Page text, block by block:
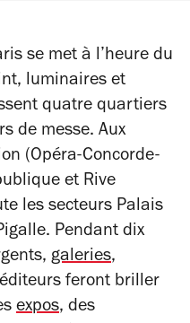
se met à l’heure du
luminaires et
quatre quartiers
de messe. Aux
(Opéra-Concorde-
et Rive
les secteurs Palais
Pendant dix
galeries,
feront briller
expos, des